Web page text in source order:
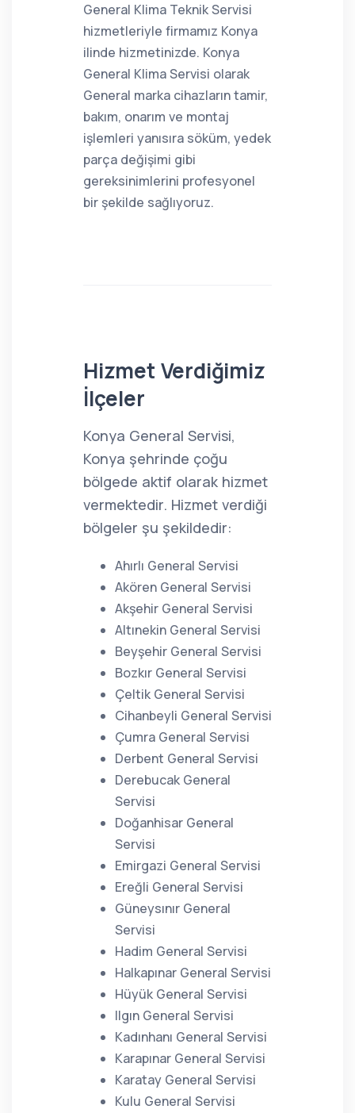
General Klima Teknik Servisi
hizmetleriyle firmamız Konya
ilinde hizmetinizde. Konya
General Klima Servisi olarak
General marka cihazların tamir,
bakım, onarım ve montaj
işlemleri yanısıra söküm, yedek
parça değişimi gibi
gereksinimlerini profesyonel
bir şekilde sağlıyoruz.
Hizmet Verdiğimiz
İlçeler
Konya General Servisi,
Konya şehrinde çoğu
bölgede aktif olarak hizmet
vermektedir. Hizmet verdiği
bölgeler şu şekildedir:
Ahırlı General Servisi
Akören General Servisi
Akşehir General Servisi
Altınekin General Servisi
Beyşehir General Servisi
Bozkır General Servisi
Çeltik General Servisi
Cihanbeyli General Servisi
Çumra General Servisi
Derbent General Servisi
Derebucak General
Servisi
Doğanhisar General
Servisi
Emirgazi General Servisi
Ereğli General Servisi
Güneysınır General
Servisi
Hadim General Servisi
Halkapınar General Servisi
Hüyük General Servisi
Ilgın General Servisi
Kadınhanı General Servisi
Karapınar General Servisi
Karatay General Servisi
Kulu General Servisi